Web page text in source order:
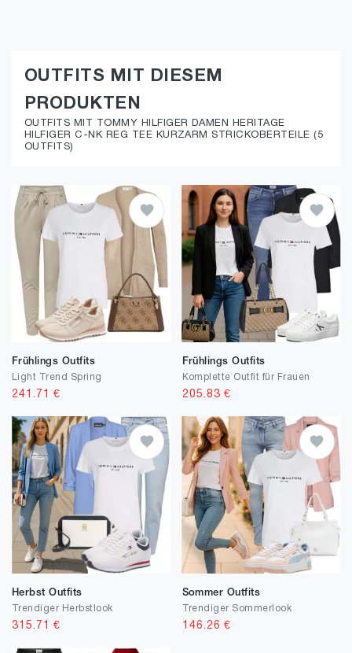
OUTFITS MIT DIESEM
PRODUKTEN
OUTFITS MIT TOMMY HILFIGER DAMEN HERITAGE
HILFIGER C-NK REG TEE KURZARM STRICKOBERTEILE (5
OUTFITS)
Frühlings Outfits
Light Trend Spring
241.71 €
Frühlings Outfits
Komplette Outfit für Frauen
205.83 €
Herbst Outfits
Trendiger Herbstlook
315.71 €
Sommer Outfits
Trendiger Sommerlook
146.26 €